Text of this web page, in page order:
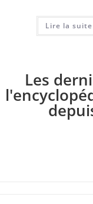
Lire la suite
Les